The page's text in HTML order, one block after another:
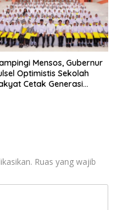
Mensos, Gubernur
Optimistis Sekolah
Cetak Generasi
Ruas yang wajib